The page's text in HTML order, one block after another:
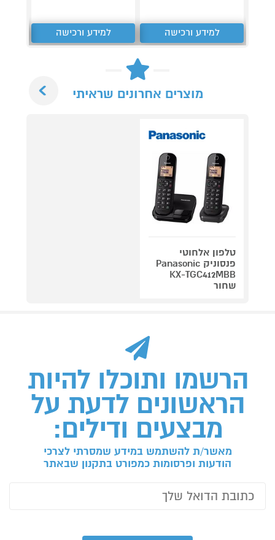
למידע ורכישה למידע ורכישה
מוצרים אחרונים שראיתי
טלפון אלחוטי
פנסוניק Panasonic
KX-TGC412MBB
שחור
הרשמו ותוכלו להיות
הראשונים לדעת על
מבצעים ודילים:
מאשר/ת להשתמש במידע שמסרתי לצרכי
הודעות ופרסומות כמפורט בתקנון שבאתר